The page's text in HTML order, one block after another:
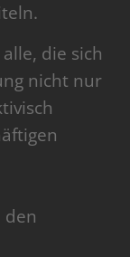
die sich
nicht nur
den